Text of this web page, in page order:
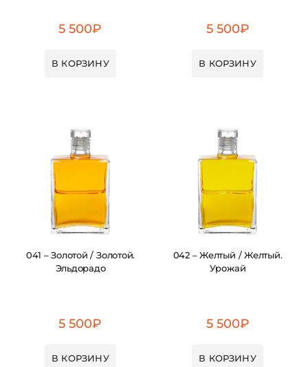
5 500₽
В КОРЗИНУ
5 500₽
В КОРЗИНУ
041 – Золотой / Золотой.
Эльдорадо
5 500₽
В КОРЗИНУ
042 – Желтый / Желтый.
Урожай
5 500₽
В КОРЗИНУ